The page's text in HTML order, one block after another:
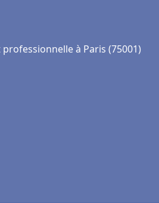
à Paris (75001)